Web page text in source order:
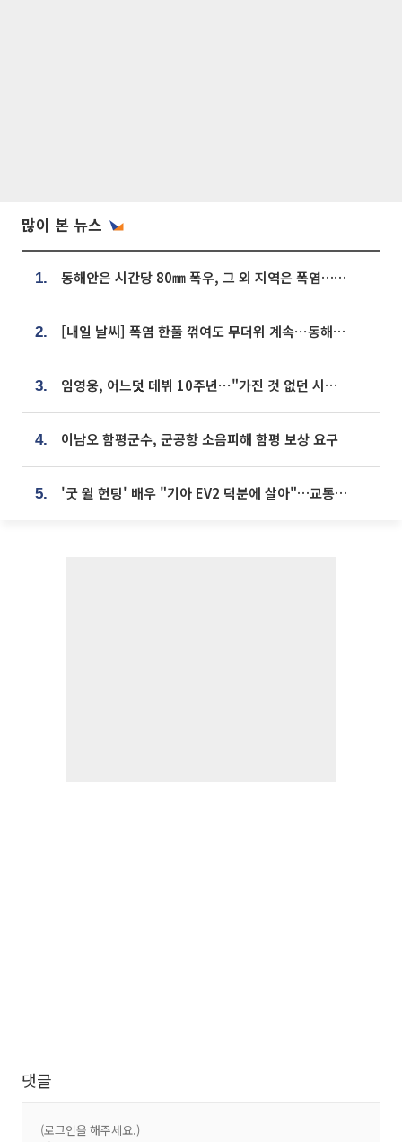
많이 본 뉴스
1. 동해안은 시간당 80㎜ 폭우, 그 외 지역은 폭염…‘극과 극 날씨’
2. [내일 날씨] 폭염 한풀 꺾여도 무더위 계속⋯동해안 이틀 연속 비
3. 임영웅, 어느덧 데뷔 10주년⋯"가진 것 없던 시절, 내 앞엔 20명의 팬뿐"
4. 이남오 함평군수, 군공항 소음피해 함평 보상 요구
5. '굿 윌 헌팅' 배우 "기아 EV2 덕분에 살아"…교통사고 후 안전성 극찬
댓글